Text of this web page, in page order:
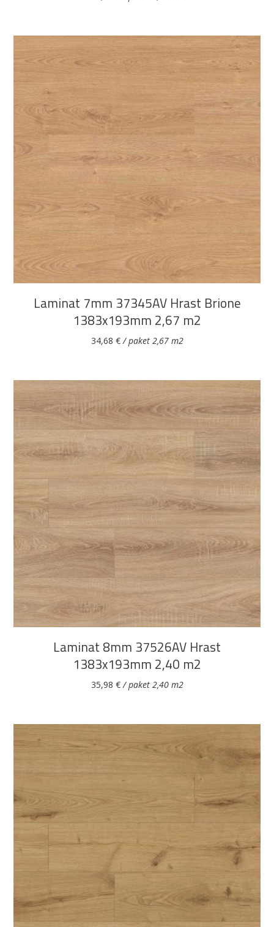
DODAJ U KOŠARICU
Laminat 7mm 37345AV Hrast Brione
1383x193mm 2,67 m2
34,68 €/ paket 2,67 m2
DODAJ U KOŠARICU
Laminat 8mm 37526AV Hrast
1383x193mm 2,40 m2
35,98 €/ paket 2,40 m2
DODAJ U KOŠARICU